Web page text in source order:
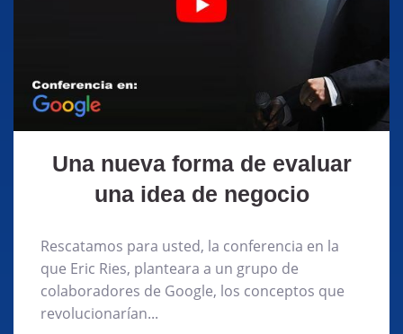
Una nueva forma de evaluar
una idea de negocio
Rescatamos para usted, la conferencia en la
que Eric Ries, planteara a un grupo de
colaboradores de Google, los conceptos que
revolucionarían...